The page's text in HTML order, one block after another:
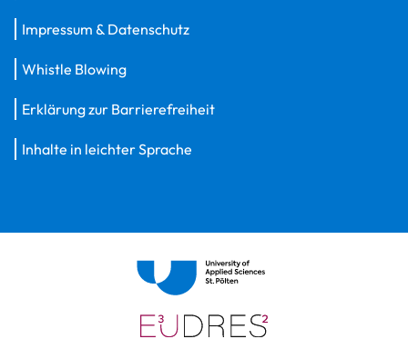
Impressum & Datenschutz
Whistle Blowing
Erklärung zur Barrierefreiheit
Inhalte in leichter Sprache